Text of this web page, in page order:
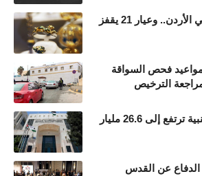
ارتفاع أسعار الذهب في الأردن.. وعيار 21 يقفز
مواعيد فحص السواقة
مراجعة الترخيص
احتياطيات الأردن الأجنبية ترتفع إلى 26.6 مليار
الدفاع عن القدس